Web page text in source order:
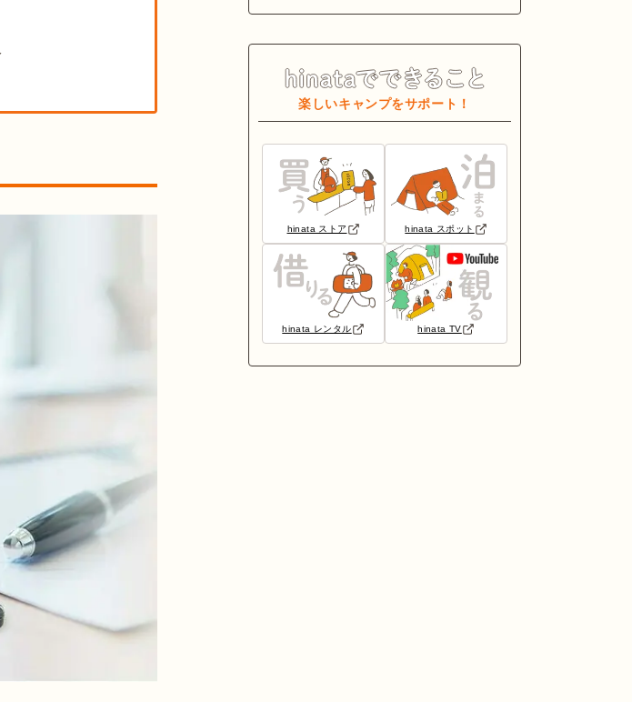
楽しいキャンプをサポート！
hinata ストア hinata スポット
hinata レンタル hinata TV